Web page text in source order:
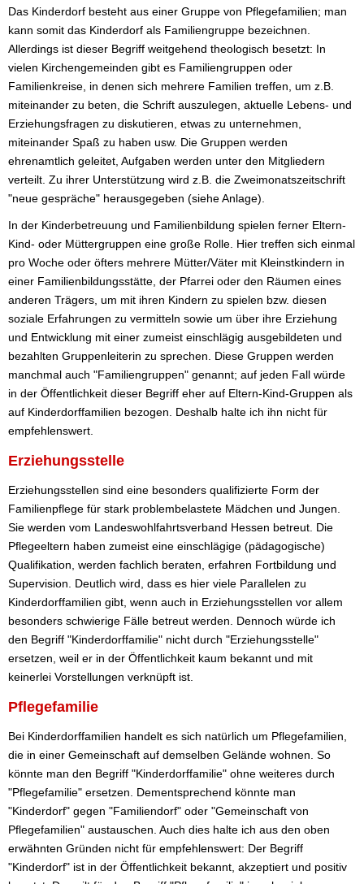
Das Kinderdorf besteht aus einer Gruppe von Pflegefamilien; man
kann somit das Kinderdorf als Familiengruppe bezeichnen.
Allerdings ist dieser Begriff weitgehend theologisch besetzt: In
vielen Kirchengemeinden gibt es Familiengruppen oder
Familienkreise, in denen sich mehrere Familien treffen, um z.B.
miteinander zu beten, die Schrift auszulegen, aktuelle Lebens- und
Erziehungsfragen zu diskutieren, etwas zu unternehmen,
miteinander Spaß zu haben usw. Die Gruppen werden
ehrenamtlich geleitet, Aufgaben werden unter den Mitgliedern
verteilt. Zu ihrer Unterstützung wird z.B. die Zweimonatszeitschrift
"neue gespräche" herausgegeben (siehe Anlage).
In der Kinderbetreuung und Familienbildung spielen ferner Eltern-
Kind- oder Müttergruppen eine große Rolle. Hier treffen sich einmal
pro Woche oder öfters mehrere Mütter/Väter mit Kleinstkindern in
einer Familienbildungsstätte, der Pfarrei oder den Räumen eines
anderen Trägers, um mit ihren Kindern zu spielen bzw. diesen
soziale Erfahrungen zu vermitteln sowie um über ihre Erziehung
und Entwicklung mit einer zumeist einschlägig ausgebildeten und
bezahlten Gruppenleiterin zu sprechen. Diese Gruppen werden
manchmal auch "Familiengruppen" genannt; auf jeden Fall würde
in der Öffentlichkeit dieser Begriff eher auf Eltern-Kind-Gruppen als
auf Kinderdorffamilien bezogen. Deshalb halte ich ihn nicht für
empfehlenswert.
Erziehungsstelle
Erziehungsstellen sind eine besonders qualifizierte Form der
Familienpflege für stark problembelastete Mädchen und Jungen.
Sie werden vom Landeswohlfahrtsverband Hessen betreut. Die
Pflegeeltern haben zumeist eine einschlägige (pädagogische)
Qualifikation, werden fachlich beraten, erfahren Fortbildung und
Supervision. Deutlich wird, dass es hier viele Parallelen zu
Kinderdorffamilien gibt, wenn auch in Erziehungsstellen vor allem
besonders schwierige Fälle betreut werden. Dennoch würde ich
den Begriff "Kinderdorffamilie" nicht durch "Erziehungsstelle"
ersetzen, weil er in der Öffentlichkeit kaum bekannt und mit
keinerlei Vorstellungen verknüpft ist.
Pflegefamilie
Bei Kinderdorffamilien handelt es sich natürlich um Pflegefamilien,
die in einer Gemeinschaft auf demselben Gelände wohnen. So
könnte man den Begriff "Kinderdorffamilie" ohne weiteres durch
"Pflegefamilie" ersetzen. Dementsprechend könnte man
"Kinderdorf" gegen "Familiendorf" oder "Gemeinschaft von
Pflegefamilien" austauschen. Auch dies halte ich aus den oben
erwähnten Gründen nicht für empfehlenswert: Der Begriff
"Kinderdorf" ist in der Öffentlichkeit bekannt, akzeptiert und positiv